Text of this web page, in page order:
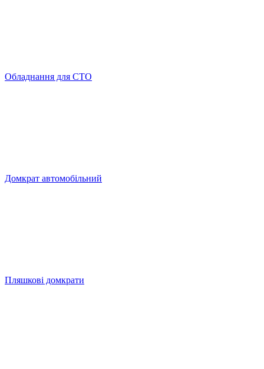
Обладнання для СТО
Домкрат автомобільний
Пляшкові домкрати